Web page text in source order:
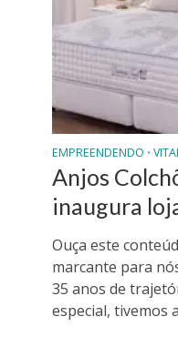
EMPREENDENDO •
Anjos
inaugura
Ouça este
marcante para
35 anos de
especial, tivemos